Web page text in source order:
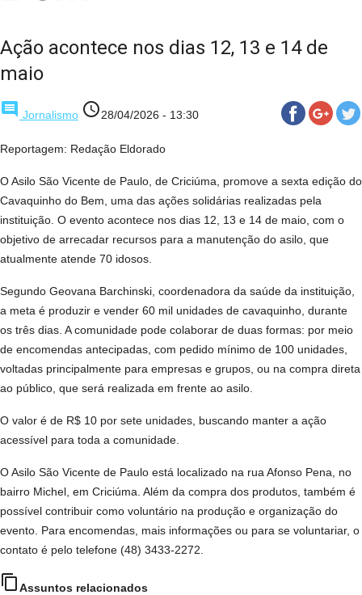
Ação acontece nos dias 12, 13 e 14 de
maio
comment Jornalismo access_time28/04/2026 - 13:30
Reportagem: Redação Eldorado
O Asilo São Vicente de Paulo, de Criciúma, promove a sexta edição do
Cavaquinho do Bem, uma das ações solidárias realizadas pela
instituição. O evento acontece nos dias 12, 13 e 14 de maio, com o
objetivo de arrecadar recursos para a manutenção do asilo, que
atualmente atende 70 idosos.
Segundo Geovana Barchinski, coordenadora da saúde da instituição,
a meta é produzir e vender 60 mil unidades de cavaquinho, durante
os três dias. A comunidade pode colaborar de duas formas: por meio
de encomendas antecipadas, com pedido mínimo de 100 unidades,
voltadas principalmente para empresas e grupos, ou na compra direta
ao público, que será realizada em frente ao asilo.
O valor é de R$ 10 por sete unidades, buscando manter a ação
acessível para toda a comunidade.
O Asilo São Vicente de Paulo está localizado na rua Afonso Pena, no
bairro Michel, em Criciúma. Além da compra dos produtos, também é
possível contribuir como voluntário na produção e organização do
evento. Para encomendas, mais informações ou para se voluntariar, o
contato é pelo telefone (48) 3433-2272.
content_copyAssuntos relacionados